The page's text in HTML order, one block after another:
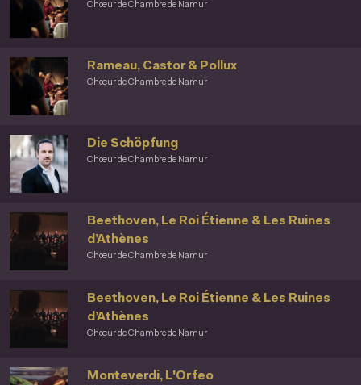
Chœur de Chambre de Namur
Chœur de Chambre de Namur
Rameau, Castor & Pollux
Chœur de Chambre de Namur
Die Schöpfung
Chœur de Chambre de Namur
Beethoven, Le Roi Étienne & Les Ruines
d’Athènes
Chœur de Chambre de Namur
Beethoven, Le Roi Étienne & Les Ruines
d’Athènes
Monteverdi, L'Orfeo